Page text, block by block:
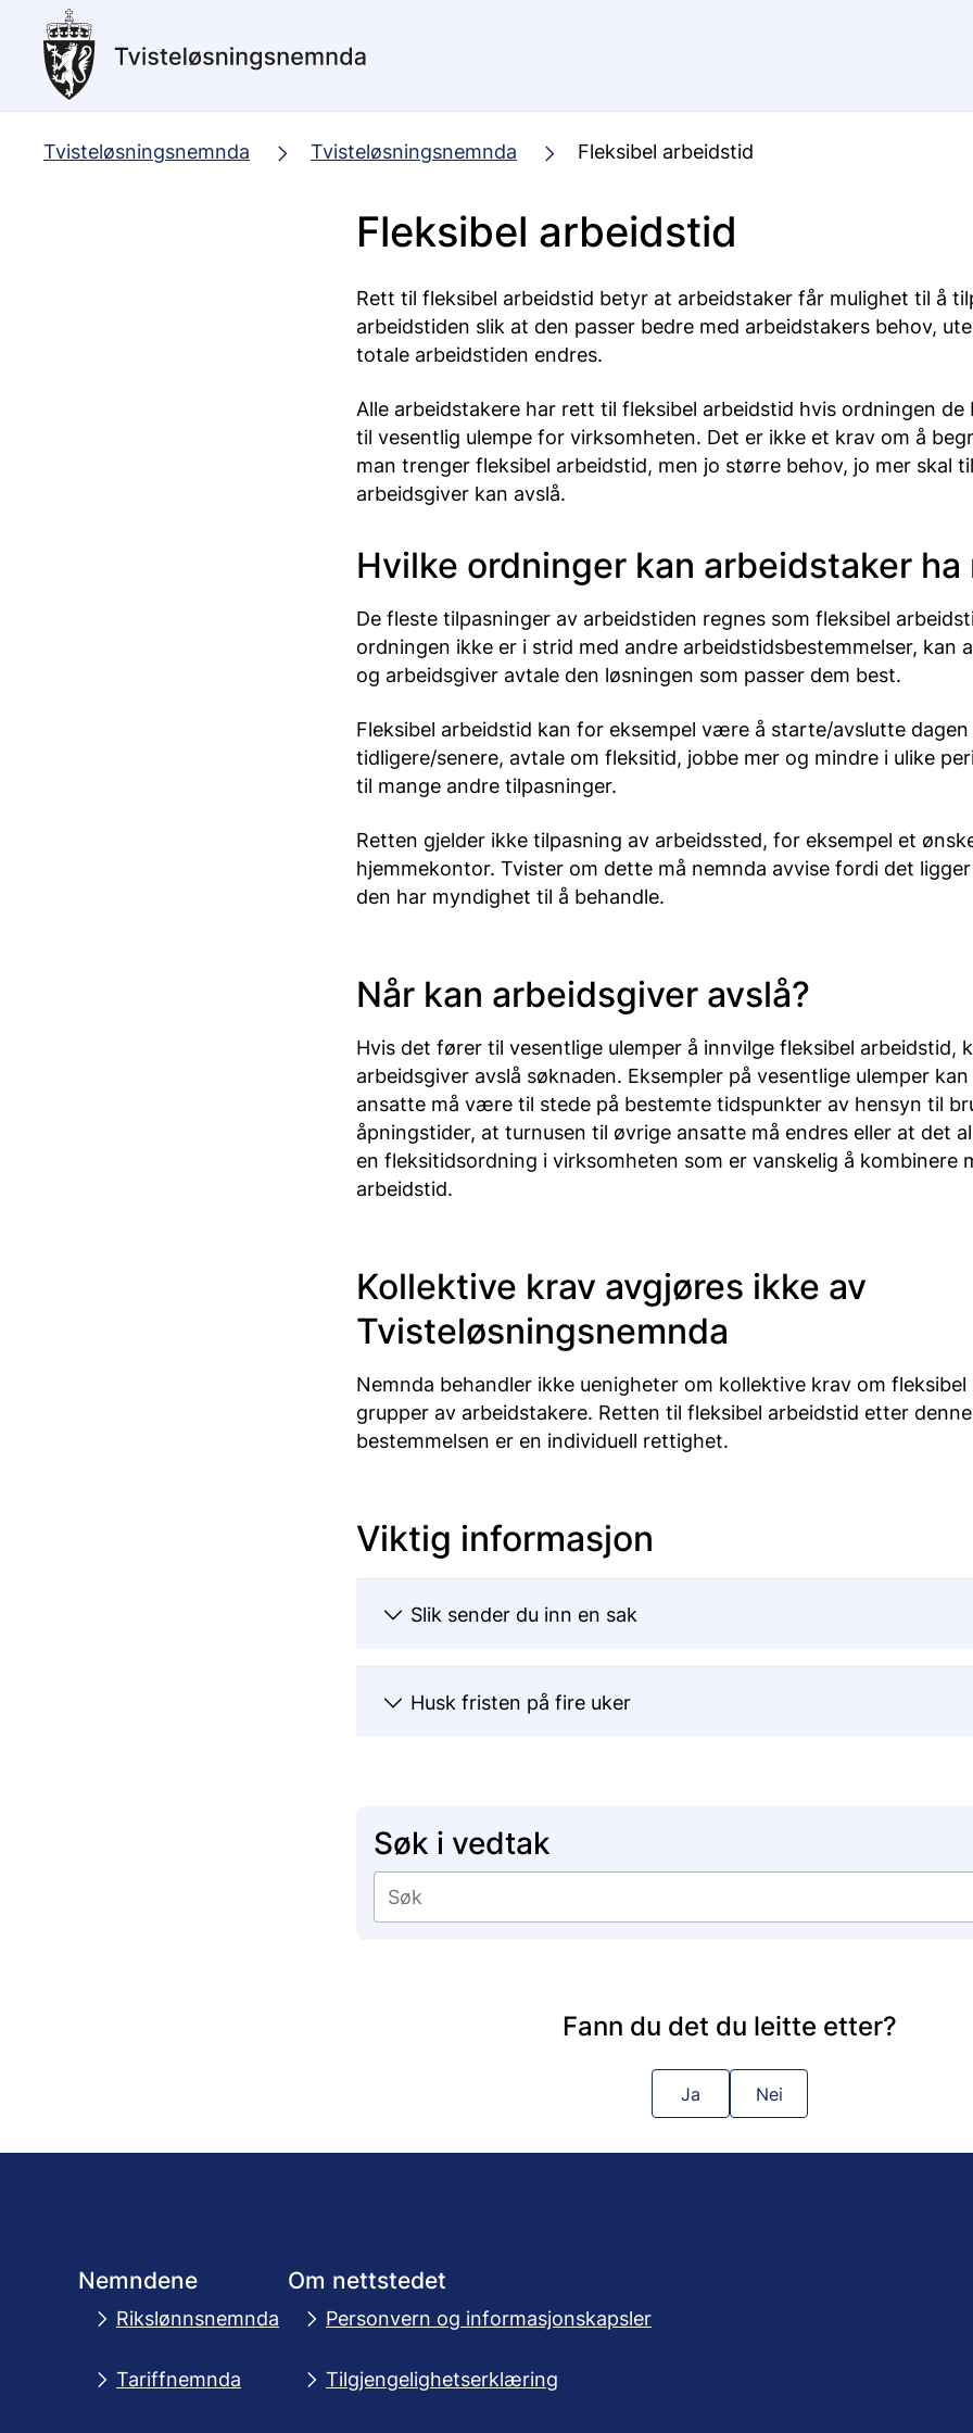
hovedinnhold
Tvisteløsningsnemnda Tvisteløsningsnemnda Fleksibel arbeidstid
Fleksibel arbeidstid
Rett til fleksibel arbeidstid betyr at arbeidstaker får mulighet til å
arbeidstiden slik at den passer bedre med arbeidstakers behov,
totale arbeidstiden endres.
Alle arbeidstakere har rett til fleksibel arbeidstid hvis ordningen de
til vesentlig ulempe for virksomheten. Det er ikke et krav om å
man trenger fleksibel arbeidstid, men jo større behov, jo mer skal
arbeidsgiver kan avslå.
Hvilke ordninger kan arbeidstaker
De fleste tilpasninger av arbeidstiden regnes som fleksibel
ordningen ikke er i strid med andre arbeidstidsbestemmelser, kan
og arbeidsgiver avtale den løsningen som passer dem best.
Fleksibel arbeidstid kan for eksempel være å starte/avslutte dagen
tidligere/senere, avtale om fleksitid, jobbe mer og mindre i ulike
til mange andre tilpasninger.
Retten gjelder ikke tilpasning av arbeidssted, for eksempel et
hjemmekontor. Tvister om dette må nemnda avvise fordi det
den har myndighet til å behandle.
Når kan arbeidsgiver avslå?
Hvis det fører til vesentlige ulemper å innvilge fleksibel arbeidstid,
arbeidsgiver avslå søknaden. Eksempler på vesentlige ulemper
ansatte må være til stede på bestemte tidspunkter av hensyn til
åpningstider, at turnusen til øvrige ansatte må endres eller at det
en fleksitidsordning i virksomheten som er vanskelig å kombinere
arbeidstid.
Kollektive krav avgjøres ikke av
Tvisteløsningsnemnda
Nemnda behandler ikke uenigheter om kollektive krav om
grupper av arbeidstakere. Retten til fleksibel arbeidstid etter denne
bestemmelsen er en individuell rettighet.
Viktig informasjon
Slik sender du inn en sak
Husk fristen på fire uker
Søk i vedtak
Fann du det du leitte etter?
Ja Nei
Nemndene
Rikslønnsnemnda
Tariffnemnda
Om nettstedet
Personvern og informasjonskapsler
Tilgjengelighetserklæring